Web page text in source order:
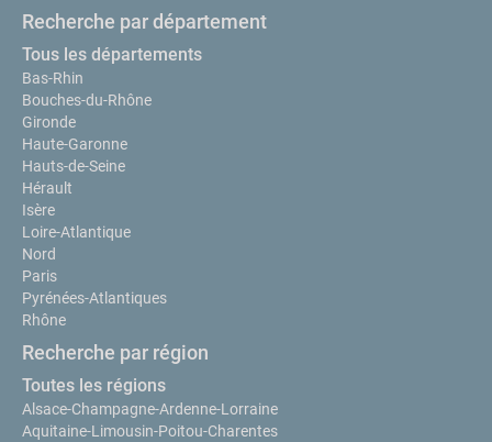
Recherche par département
Tous les départements
Bas-Rhin
Bouches-du-Rhône
Gironde
Haute-Garonne
Hauts-de-Seine
Hérault
Isère
Loire-Atlantique
Nord
Paris
Pyrénées-Atlantiques
Rhône
Recherche par région
Toutes les régions
Alsace-Champagne-Ardenne-Lorraine
Aquitaine-Limousin-Poitou-Charentes